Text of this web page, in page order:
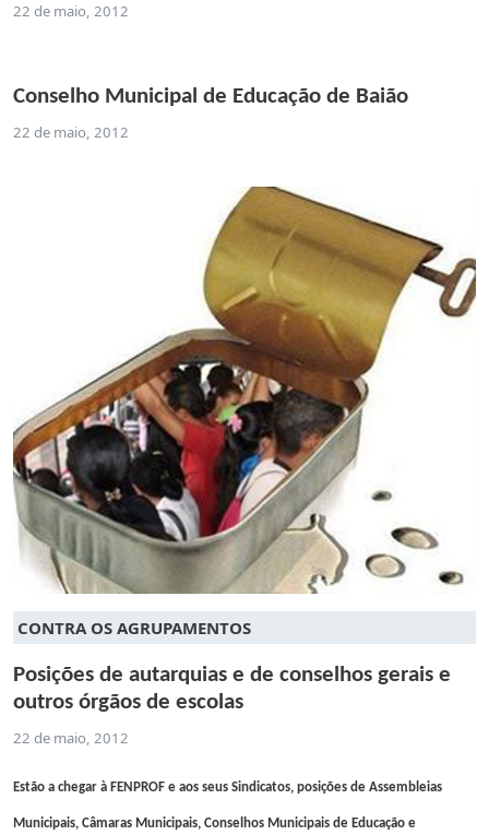
22 de maio, 2012
Conselho Municipal de Educação de Baião
22 de maio, 2012
CONTRA OS AGRUPAMENTOS
Posições de autarquias e de conselhos gerais e
outros órgãos de escolas
22 de maio, 2012
Estão a chegar à FENPROF e aos seus Sindicatos, posições de Assembleias
Municipais, Câmaras Municipais, Conselhos Municipais de Educação e